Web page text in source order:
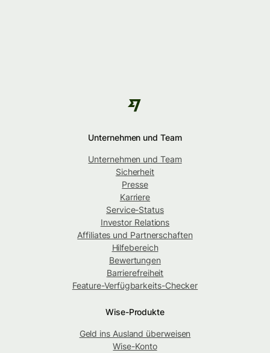
Unternehmen und Team
Unternehmen und Team
Sicherheit
Presse
Karriere
Service-Status
Investor Relations
Affiliates und Partnerschaften
Hilfebereich
Bewertungen
Barrierefreiheit
Feature-Verfügbarkeits-Checker
Wise-Produkte
Geld ins Ausland überweisen
Wise-Konto